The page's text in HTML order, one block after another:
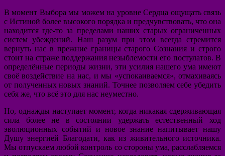
В момент Выбора мы можем на уровне Сердца ощущать связь
с Истиной более высокого порядка и предчувствовать, что она
находится где-то за пределами наших старых ограниченных
систем убеждений. Наш разум при этом всегда стремится
вернуть нас в прежние границы старого Сознания и строго
стоит на страже поддержания незыблемости его постулатов. В
определённые периоды жизни, эти усилия нашего ума имеют
своё воздействие на нас, и мы «успокаиваемся», отмахиваясь
от полученных новых знаний. Точнее позволяем себе убедить
себя же, что всё это для нас неуместно.
Но, однажды наступает момент, когда никакая сдерживающая
сила более не в состоянии удержать естественный ход
эволюционных событий и новое знание напитывает нашу
Душу энергией Благодати, как из живительного источника.
Мы отпускаем любой контроль со стороны ума, расслабляемся